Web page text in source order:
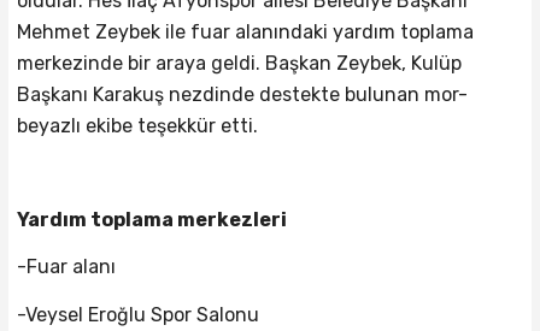
Mehmet Zeybek ile fuar alanındaki yardım toplama
merkezinde bir araya geldi. Başkan Zeybek, Kulüp
Başkanı Karakuş nezdinde destekte bulunan mor-
beyazlı ekibe teşekkür etti.
Yardım toplama merkezleri
-Fuar alanı
-Veysel Eroğlu Spor Salonu